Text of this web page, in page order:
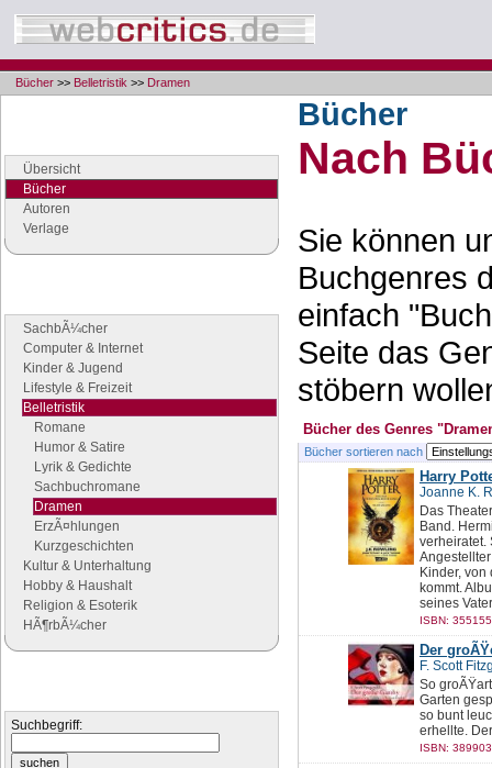
Bücher >> Belletristik >> Dramen
Übersicht
Bücher
Autoren
Verlage
SachbÃ¼cher
Computer & Internet
Kinder & Jugend
Lifestyle & Freizeit
Belletristik
Romane
Humor & Satire
Lyrik & Gedichte
Sachbuchromane
Dramen
ErzÃ¤hlungen
Kurzgeschichten
Kultur & Unterhaltung
Hobby & Haushalt
Religion & Esoterik
HÃ¶rbÃ¼cher
Suchbegriff:
Bücher
Nach
Sie können
Buchgenres
einfach
Seite das
stöbern
Bücher des Genres
Bücher sortieren nach
Harry
Joanne K.
Das
Band.
verheiratet.
Kinder,
kommt.
seines
ISBN:
Der
F. Scott
So
Garten
so bunt
erhellte.
ISBN: